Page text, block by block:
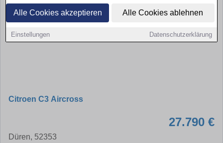
Alle Cookies akzeptieren Alle Cookies ablehnen
Einstellungen Datenschutzerklärung
Citroen C3 Aircross
27.790 €
Düren, 52353